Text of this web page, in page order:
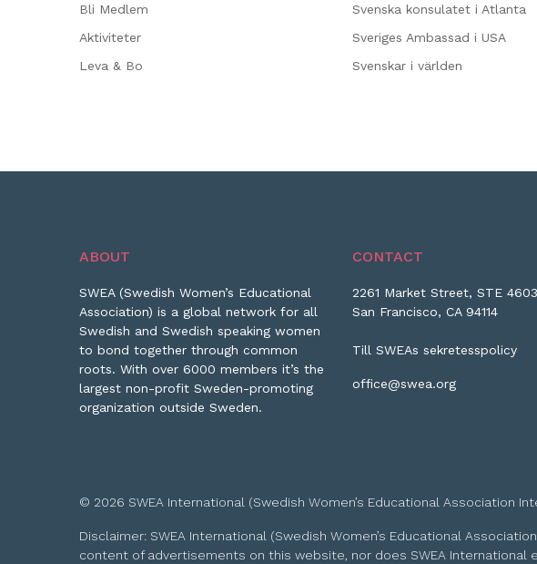
Bli Medlem
Aktiviteter
Leva & Bo
Svenska konsulatet i Atlanta
Sveriges Ambassad i USA
Svenskar i världen
ABOUT
SWEA (Swedish Women’s Educational
Association) is a global network for all
Swedish and Swedish speaking women
to bond together through common
roots. With over 6000 members it’s the
largest non-profit Sweden-promoting
organization outside Sweden.
CONTACT
2261 Market Street, STE
San Francisco, CA 94114
Till SWEAs sekretesspolicy
office@swea.org
© 2026 SWEA International (Swedish Women’s Educational Association
Disclaimer: SWEA International (Swedish Women’s Educational
content of advertisements on this website, nor does SWEA